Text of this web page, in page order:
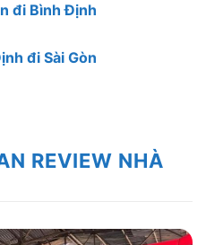
đi Bình Định
đi Sài Gòn
REVIEW NHÀ